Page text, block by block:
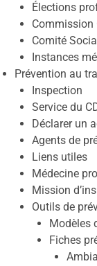
Élections
Commission
Comité
Instances
Prévention au
Inspection
Service du
Déclarer un
Agents de
Liens utiles
Médecine
Mission
Outils de
Modèles
Fiches